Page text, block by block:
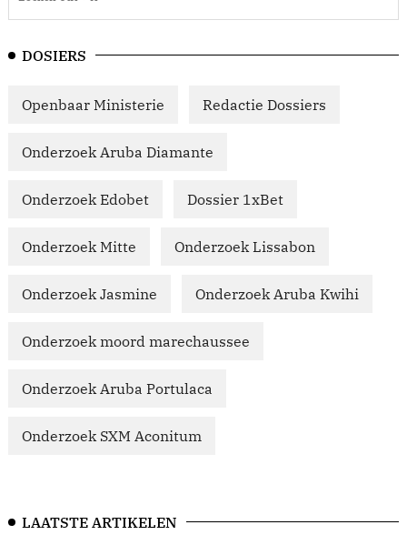
DOSIERS
Openbaar Ministerie Redactie Dossiers
Onderzoek Aruba Diamante
Onderzoek Edobet Dossier 1xBet
Onderzoek Mitte Onderzoek Lissabon
Onderzoek Jasmine Onderzoek Aruba Kwihi
Onderzoek moord marechaussee
Onderzoek Aruba Portulaca
Onderzoek SXM Aconitum
LAATSTE ARTIKELEN